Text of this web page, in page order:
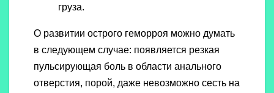
груза.
О развитии острого геморроя можно думать
в следующем случае: появляется резкая
пульсирующая боль в области анального
отверстия, порой, даже невозможно сесть на